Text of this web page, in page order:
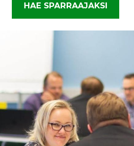
HAE SPARRAAJAKSI